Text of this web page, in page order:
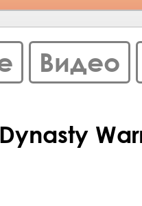
Видео